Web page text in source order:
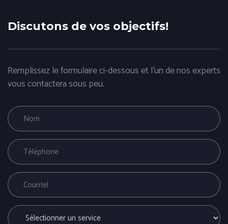
Discutons de vos objectifs!
Remplissez le formulaire ci-dessous et l'un de nos experts
vous contactera sous peu.